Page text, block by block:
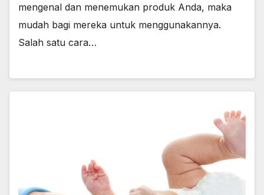
mengenal dan menemukan produk Anda, maka
mudah bagi mereka untuk menggunakannya.
Salah satu cara…